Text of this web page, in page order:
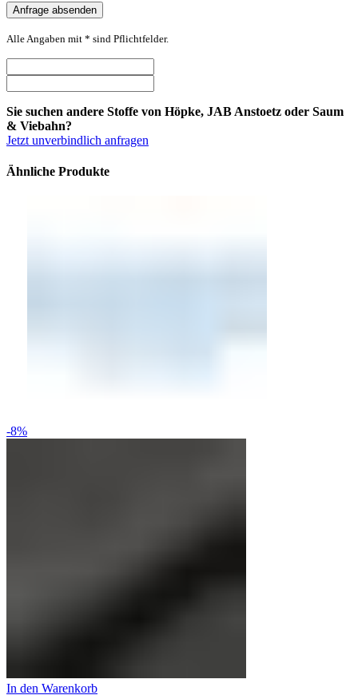
Alle Angaben mit * sind Pflichtfelder.
Sie suchen andere Stoffe von Höpke, JAB Anstoetz oder Saum
& Viebahn?
Jetzt unverbindlich anfragen
Ähnliche Produkte
-8%
In den Warenkorb